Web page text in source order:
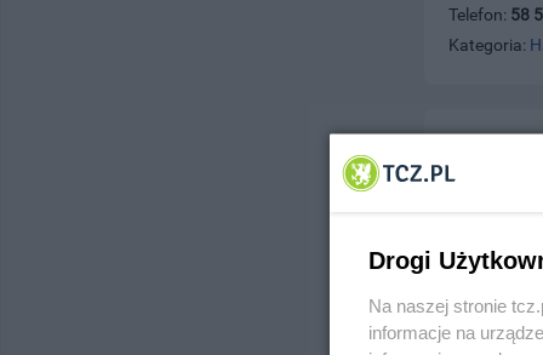
Telefon: 58
Kategoria:
ul. Malbork,
Drogi
Na naszej stronie
informacje na